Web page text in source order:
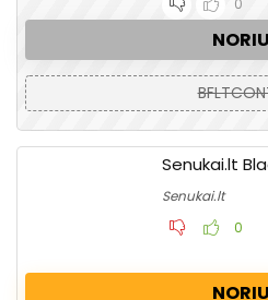
0
Senukai.lt
Senukai.lt
0